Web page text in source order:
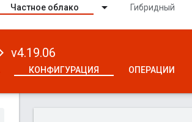
Частное облако Гибридный
v4.19.06
КОНФИГУРАЦИЯ ОПЕРАЦИИ